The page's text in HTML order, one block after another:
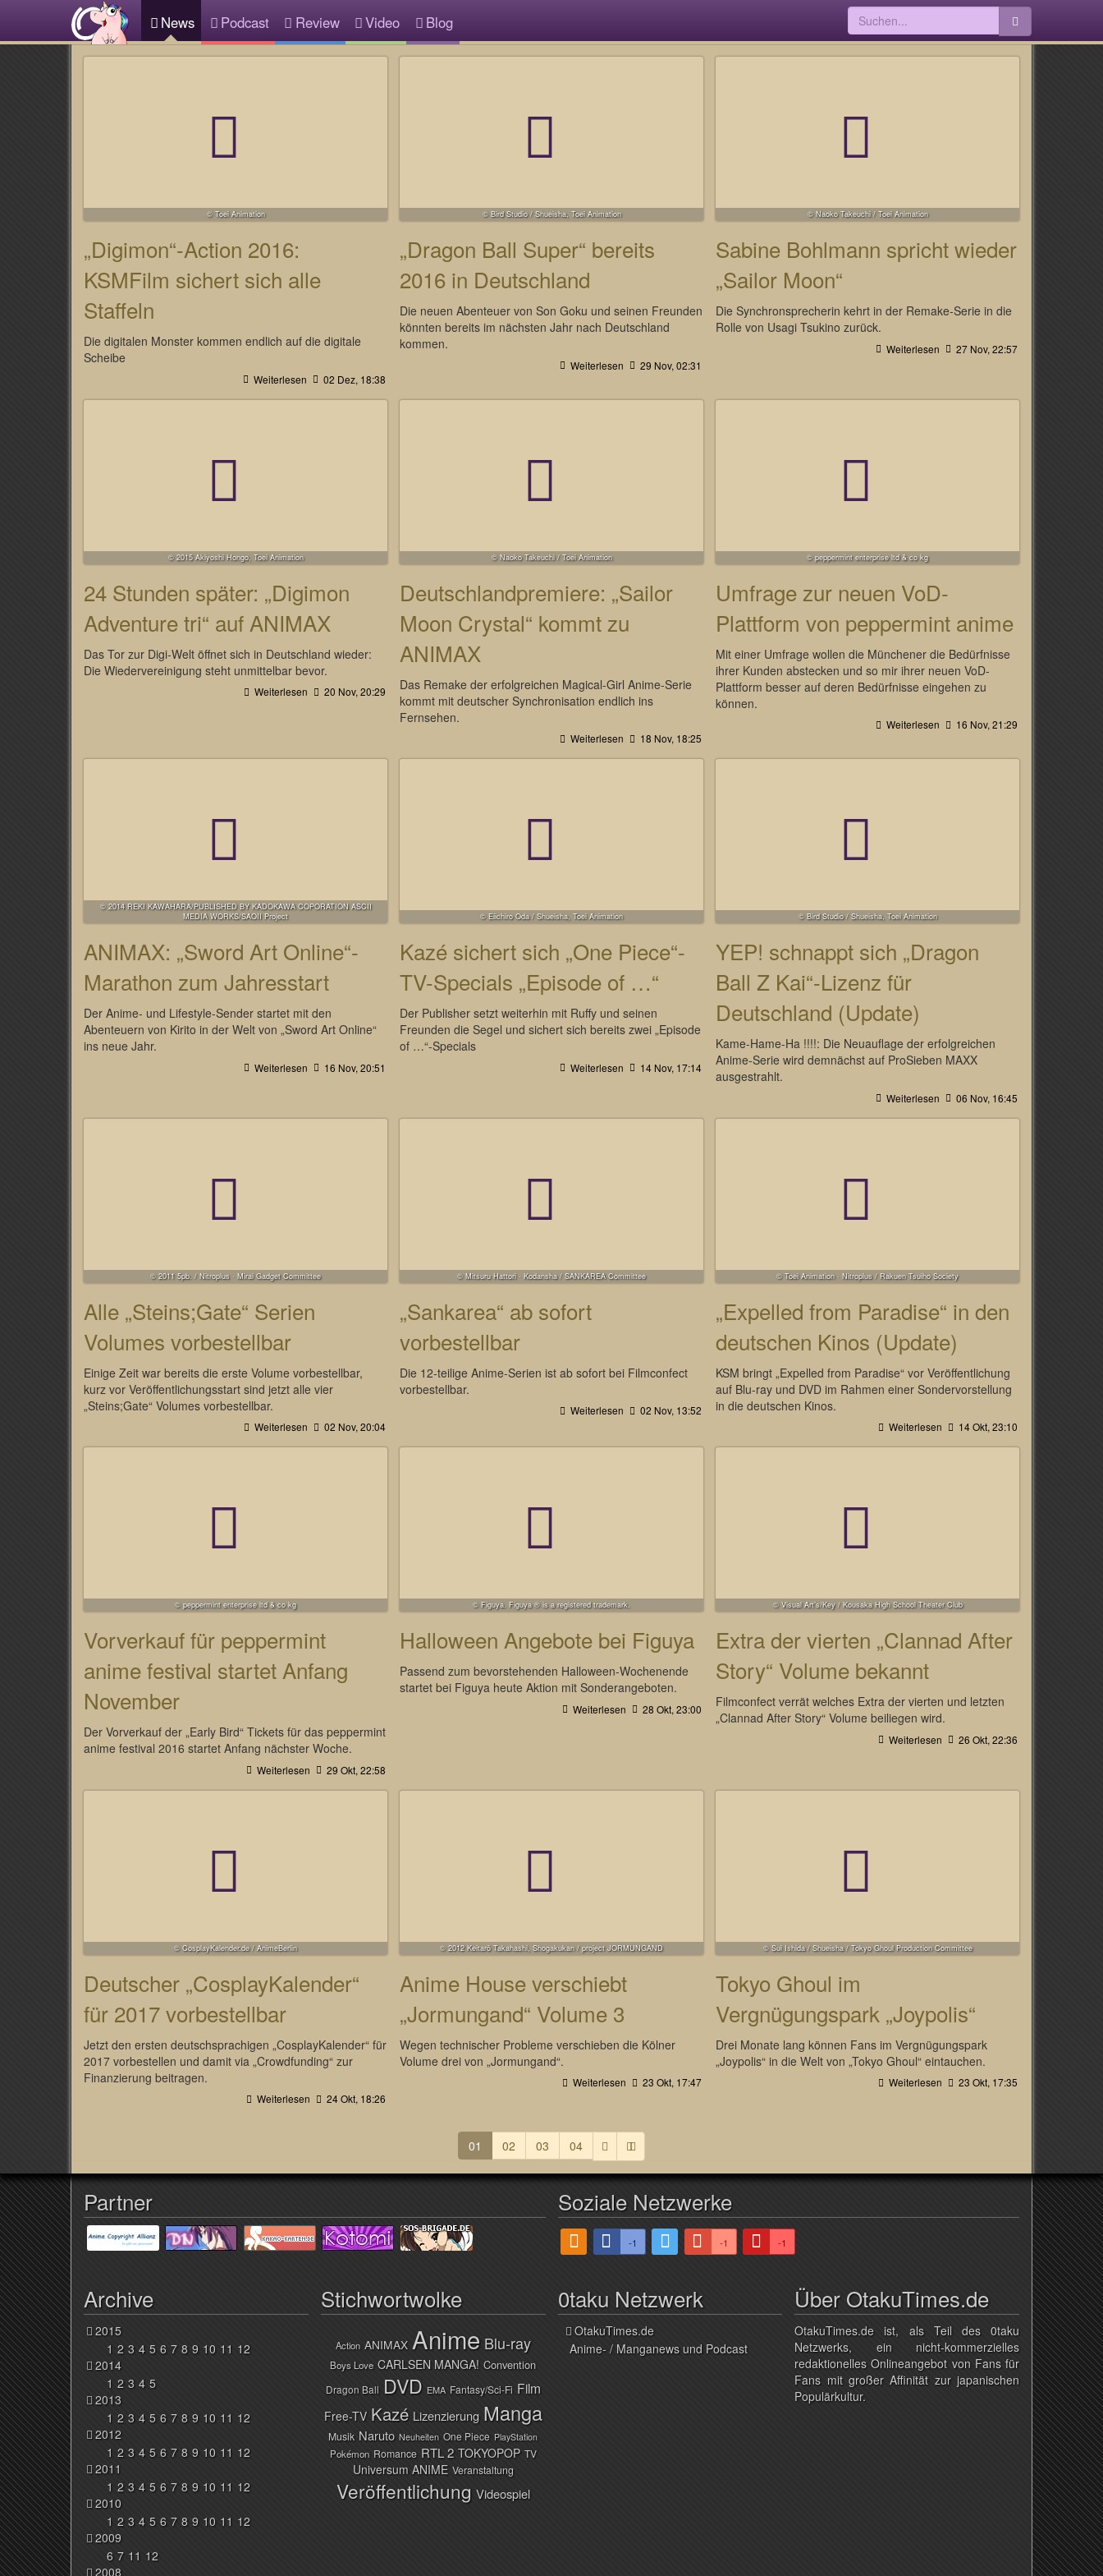
News Podcast Review Video Blog
© Toei Animation
„Digimon“-Action 2016:
KSMFilm sichert sich alle
Staffeln
Die digitalen Monster kommen endlich auf die digitale
Scheibe
Weiterlesen 02 Dez, 18:38
© Bird Studio / Shueisha, Toei Animation
„Dragon Ball Super“ bereits
2016 in Deutschland
Die neuen Abenteuer von Son Goku und seinen Freunden
könnten bereits im nächsten Jahr nach Deutschland
kommen.
Weiterlesen 29 Nov, 02:31
© Naoko Takeuchi / Toei Animation
Sabine Bohlmann spricht wieder
„Sailor Moon“
Die Synchronsprecherin kehrt in der Remake-Serie in die
Rolle von Usagi Tsukino zurück.
Weiterlesen 27 Nov, 22:57
© 2015 Akiyoshi Hongo, Toei Animation
24 Stunden später: „Digimon
Adventure tri“ auf ANIMAX
Das Tor zur Digi-Welt öffnet sich in Deutschland wieder:
Die Wiedervereinigung steht unmittelbar bevor.
Weiterlesen 20 Nov, 20:29
© Naoko Takeuchi / Toei Animation
Deutschlandpremiere: „Sailor
Moon Crystal“ kommt zu
ANIMAX
Das Remake der erfolgreichen Magical-Girl Anime-Serie
kommt mit deutscher Synchronisation endlich ins
Fernsehen.
Weiterlesen 18 Nov, 18:25
© peppermint enterprise ltd & co kg
Umfrage zur neuen VoD-
Plattform von peppermint anime
Mit einer Umfrage wollen die Münchener die Bedürfnisse
ihrer Kunden abstecken und so mir ihrer neuen VoD-
Plattform besser auf deren Bedürfnisse eingehen zu
können.
Weiterlesen 16 Nov, 21:29
© 2014 REKI KAWAHARA/PUBLISHED BY KADOKAWA COPORATION ASCII
MEDIA WORKS/SAOII Project
ANIMAX: „Sword Art Online“-
Marathon zum Jahresstart
Der Anime- und Lifestyle-Sender startet mit den
Abenteuern von Kirito in der Welt von „Sword Art Online“
ins neue Jahr.
Weiterlesen 16 Nov, 20:51
© Eiichiro Oda / Shueisha, Toei Animation
Kazé sichert sich „One Piece“-
TV-Specials „Episode of …“
Der Publisher setzt weiterhin mit Ruffy und seinen
Freunden die Segel und sichert sich bereits zwei „Episode
of …“-Specials
Weiterlesen 14 Nov, 17:14
© Bird Studio / Shueisha, Toei Animation
YEP! schnappt sich „Dragon
Ball Z Kai“-Lizenz für
Deutschland (Update)
Kame-Hame-Ha !!!!: Die Neuauflage der erfolgreichen
Anime-Serie wird demnächst auf ProSieben MAXX
ausgestrahlt.
Weiterlesen 06 Nov, 16:45
© 2011 5pb. / Nitroplus · Mirai Gadget Committee
Alle „Steins;Gate“ Serien
Volumes vorbestellbar
Einige Zeit war bereits die erste Volume vorbestellbar,
kurz vor Veröffentlichungsstart sind jetzt alle vier
„Steins;Gate“ Volumes vorbestellbar.
Weiterlesen 02 Nov, 20:04
© Mitsuru Hattori · Kodansha / SANKAREA Committee
„Sankarea“ ab sofort
vorbestellbar
Die 12-teilige Anime-Serien ist ab sofort bei Filmconfect
vorbestellbar.
Weiterlesen 02 Nov, 13:52
© Toei Animation · Nitroplus / Rakuen Tsuiho Society
„Expelled from Paradise“ in den
deutschen Kinos (Update)
KSM bringt „Expelled from Paradise“ vor Veröffentlichung
auf Blu-ray und DVD im Rahmen einer Sondervorstellung
in die deutschen Kinos.
Weiterlesen 14 Okt, 23:10
© peppermint enterprise ltd & co kg
Vorverkauf für peppermint
anime festival startet Anfang
November
Der Vorverkauf der „Early Bird“ Tickets für das peppermint
anime festival 2016 startet Anfang nächster Woche.
Weiterlesen 29 Okt, 22:58
© Figuya. Figuya ® is a registered trademark.
Halloween Angebote bei Figuya
Passend zum bevorstehenden Halloween-Wochenende
startet bei Figuya heute Aktion mit Sonderangeboten.
Weiterlesen 28 Okt, 23:00
© Visual Art’s/Key / Kousaka High School Theater Club
Extra der vierten „Clannad After
Story“ Volume bekannt
Filmconfect verrät welches Extra der vierten und letzten
„Clannad After Story“ Volume beiliegen wird.
Weiterlesen 26 Okt, 22:36
© CosplayKalender.de / AnimeBerlin
Deutscher „CosplayKalender“
für 2017 vorbestellbar
Jetzt den ersten deutschsprachigen „CosplayKalender“ für
2017 vorbestellen und damit via „Crowdfunding“ zur
Finanzierung beitragen.
Weiterlesen 24 Okt, 18:26
© 2012 Keitarō Takahashi, Shogakukan / project JORMUNGAND
Anime House verschiebt
„Jormungand“ Volume 3
Wegen technischer Probleme verschieben die Kölner
Volume drei von „Jormungand“.
Weiterlesen 23 Okt, 17:47
© Sui Ishida / Shueisha / Tokyo Ghoul Production Committee
Tokyo Ghoul im
Vergnügungspark „Joypolis“
Drei Monate lang können Fans im Vergnügungspark
„Joypolis“ in die Welt von „Tokyo Ghoul“ eintauchen.
Weiterlesen 23 Okt, 17:35
01 (aktuell)
02 03 04
Partner Soziale Netzwerke
-1 -1 -1
Archive
2015
1 2 3 4 5 6 7 8 9 10 11 12
2014
1 2 3 4 5
2013
1 2 3 4 5 6 7 8 9 10 11 12
2012
1 2 3 4 5 6 7 8 9 10 11 12
2011
1 2 3 4 5 6 7 8 9 10 11 12
2010
1 2 3 4 5 6 7 8 9 10 11 12
2009
6 7 11 12
2008
Stichwortwolke
Action ANIMAX Anime Blu-ray
Boys Love CARLSEN MANGA! Convention
Dragon Ball DVD EMA Fantasy/Sci-Fi Film
Free-TV Kazé Lizenzierung Manga
Musik Naruto Neuheiten One Piece PlayStation
Pokémon Romance RTL 2 TOKYOPOP TV
Universum ANIME Veranstaltung
Veröffentlichung Videospiel
0taku Netzwerk
OtakuTimes.de
Anime- / Manganews und Podcast
Über OtakuTimes.de
OtakuTimes.de ist, als Teil des 0taku
Netzwerks, ein nicht-kommerzielles
redaktionelles Onlineangebot von Fans für
Fans mit großer Affinität zur japanischen
Populärkultur.